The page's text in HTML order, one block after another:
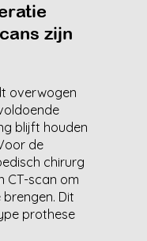
zijn
overwogen
blijft houden
de
chirurg
CT-scan om
Dit
prothese